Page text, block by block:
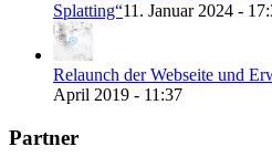
Splatting“11. Januar 2024 -
Relaunch der Webseite und
April 2019 - 11:37
Partner